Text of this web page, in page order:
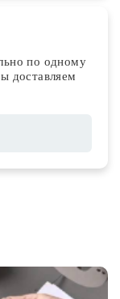
по одному
доставляем